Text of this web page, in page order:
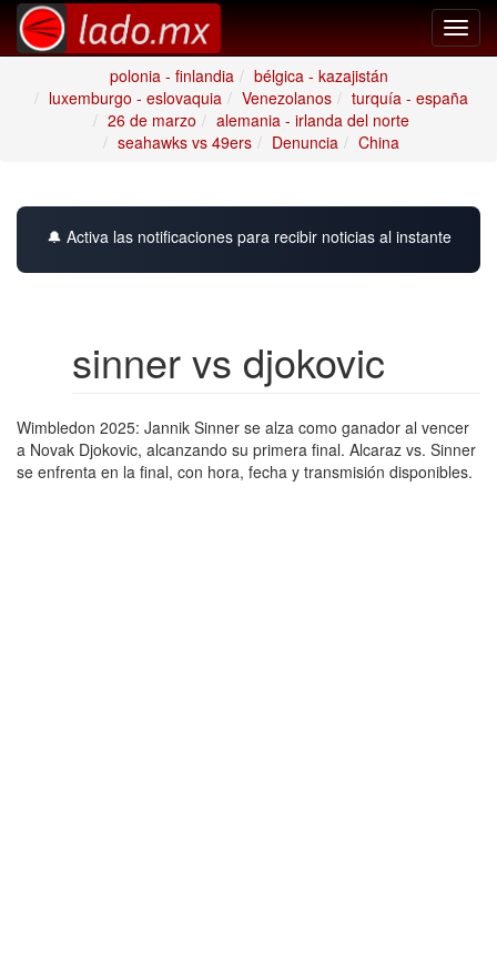
polonia - finlandia
bélgica - kazajistán
luxemburgo - eslovaquia
Venezolanos
turquía - españa
26 de marzo
alemania - irlanda del norte
seahawks vs 49ers
Denuncia China
🔔 Activa las notificaciones para recibir noticias al instante
sinner vs djokovic
Wimbledon 2025: Jannik Sinner se alza como ganador al vencer
a Novak Djokovic, alcanzando su primera final. Alcaraz vs. Sinner
se enfrenta en la final, con hora, fecha y transmisión disponibles.